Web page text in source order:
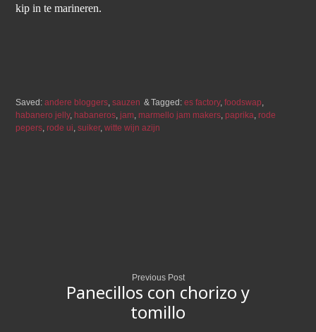
kip in te marineren.
Saved:andere bloggers ,sauzen Tagged:es factory,foodswap
habanero jelly, habaneros ,jam marmello jam makers ,paprika ,rode
pepers ,rode ui ,suiker,witte wijn azijn
Previous Post
Panecillos con chorizo y
tomillo